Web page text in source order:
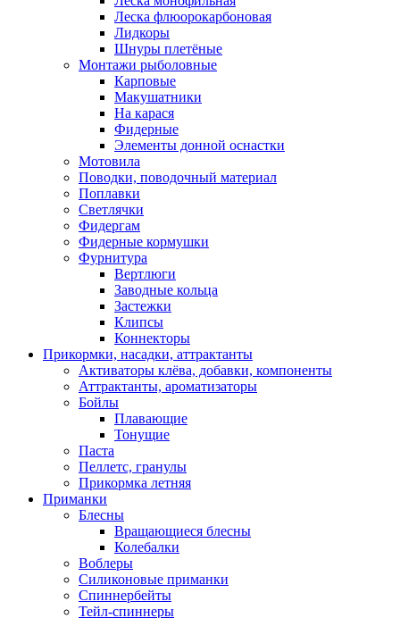
Леска флюорокарбоновая
Лидкоры
Шнуры плетёные
Монтажи рыболовные
Карповые
Макушатники
На карася
Фидерные
Элементы донной оснастки
Мотовила
Поводки, поводочный материал
Поплавки
Светлячки
Фидергам
Фидерные кормушки
Фурнитура
Вертлюги
Заводные кольца
Застежки
Клипсы
Коннекторы
Прикормки, насадки, аттрактанты
Активаторы клёва, добавки, компоненты
Аттрактанты, ароматизаторы
Бойлы
Плавающие
Тонущие
Паста
Пеллетс, гранулы
Прикормка летняя
Приманки
Блесны
Вращающиеся блесны
Колебалки
Воблеры
Силиконовые приманки
Спиннербейты
Тейл-спиннеры